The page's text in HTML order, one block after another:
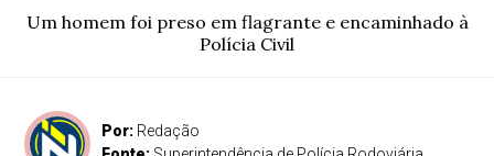
Um homem foi preso em flagrante e encaminhado à
Polícia Civil
Por: Redação